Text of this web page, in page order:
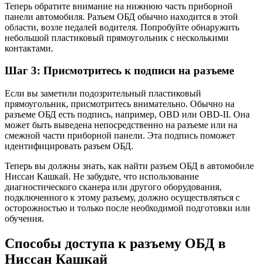
Теперь обратите внимание на нижнюю часть приборной
панели автомобиля. Разъем ОБД обычно находится в этой
области, возле педалей водителя. Попробуйте обнаружить
небольшой пластиковый прямоугольник с несколькими
контактами.
Шаг 3: Присмотритесь к подписи на разъеме
Если вы заметили подозрительный пластиковый
прямоугольник, присмотритесь внимательно. Обычно на
разъеме ОБД есть подпись, например, OBD или OBD-II. Она
может быть выведена непосредственно на разъеме или на
смежной части приборной панели. Эта подпись поможет
идентифицировать разъем ОБД.
Теперь вы должны знать, как найти разъем ОБД в автомобиле
Ниссан Кашкай. Не забудьте, что использование
диагностического сканера или другого оборудования,
подключенного к этому разъему, должно осуществляться с
осторожностью и только после необходимой подготовки или
обучения.
Способы доступа к разъему ОБД в
Ниссан Кашкай